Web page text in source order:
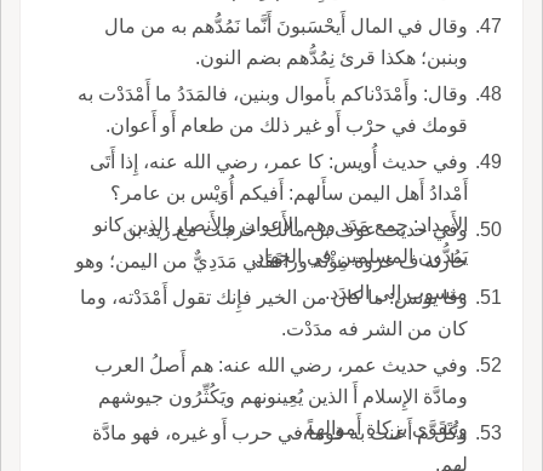
وقال في المال أَيحْسَبونَ أَنَّما نَمُدُّهم به من مال
وبنبن؛ هكذا قرئ نِمُدُّهم بضم النون.
وقال: وأَمْدَدْناكم بأَموال وبنين، فالمَدَدُ ما أَمْدَدْت به
قومك في حرْب أَو غير ذلك من طعام أَو أَعوان.
وفي حديث أُويس: كا عمر، رضي الله عنه، إِذا أَتَى
أَمْدادُ أَهل اليمن سأَلهم: أَفيكم أُوَيْس بن عامر؟
الأَمداد: جمع مَدَد وهم الأَعوان والأَنصار الذين كانو
يَمُدُّون المسلمين في الجهاد.
وفي حديث عوف بن مالك: خرجت مع زيد بن
حارثه ف غزوة مِؤْتُة ورافَقَني مَدَدِيٌّ من اليمن؛ وهو
منسوب إلى المدَد.
وقا يونس: ما كان من الخير فإِنك تقول أَمْدَدْته، وما
كان من الشر فه مدَدْت.
وفي حديث عمر، رضي الله عنه: هم أَصلُ العرب
ومادَّة الإِسلام أَ الذين يُعِينونهم ويَكُثِّرُون جيوشهم
ويُتَقَوَّى بزكاةِ أَموالهم.
وكل م أَعنت به قوماً في حرب أَو غيره، فهو مادَّة
لهم.